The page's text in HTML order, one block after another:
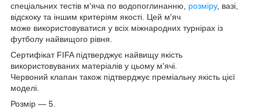
спеціальних тестів м'яча по водопоглинанню, розміру, вазі,
відскоку та іншим критеріям якості. Цей м'яч
може використовуватися у всіх міжнародних турнірах із
футболу найвищого рівня.
Сертифікат FIFA підтверджує найвищу якість
використовуваних матеріалів у цьому м'ячі.
Червоний клапан також підтверджує преміальну якість цієї
моделі.
Розмір — 5.